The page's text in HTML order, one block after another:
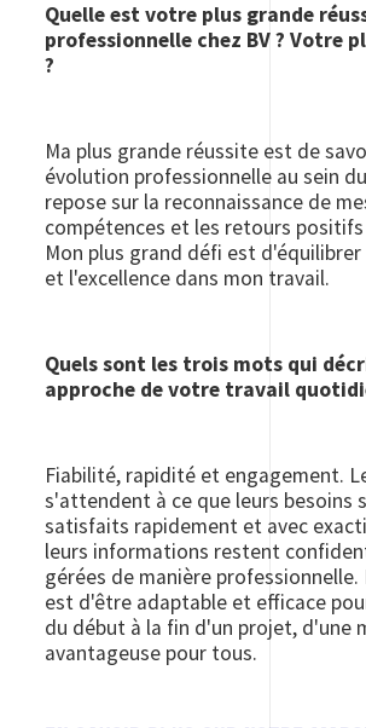
Quelle est votre plus grande
professionnelle chez BV ? Votre
?
Ma plus grande réussite est de
évolution professionnelle au sein
repose sur la reconnaissance de
compétences et les retours
Mon plus grand défi est
et l'excellence dans mon travail.
Quels sont les trois mots qui
approche de votre travail
Fiabilité, rapidité et engagement.
s'attendent à ce que leurs besoins
satisfaits rapidement et avec
leurs informations restent
gérées de manière
est d'être adaptable et efficace
du début à la fin d'un projet, d'une
avantageuse pour tous.